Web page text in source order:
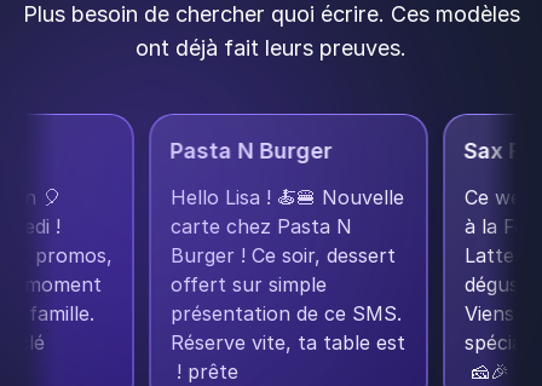
Plus besoin de chercher quoi écrire. Ces modèles
ont déjà fait leurs preuves.
Sax
Ce
à la
🎉🧀
Pasta N Burger
Hello Lisa ! 🍝🍔 Nouvelle
carte chez Pasta N
Burger ! Ce soir, dessert
offert sur simple
présentation de ce SMS.
Réserve vite, ta table est
prête !
à son
!
promos,
un moment
en famille.
ta clé